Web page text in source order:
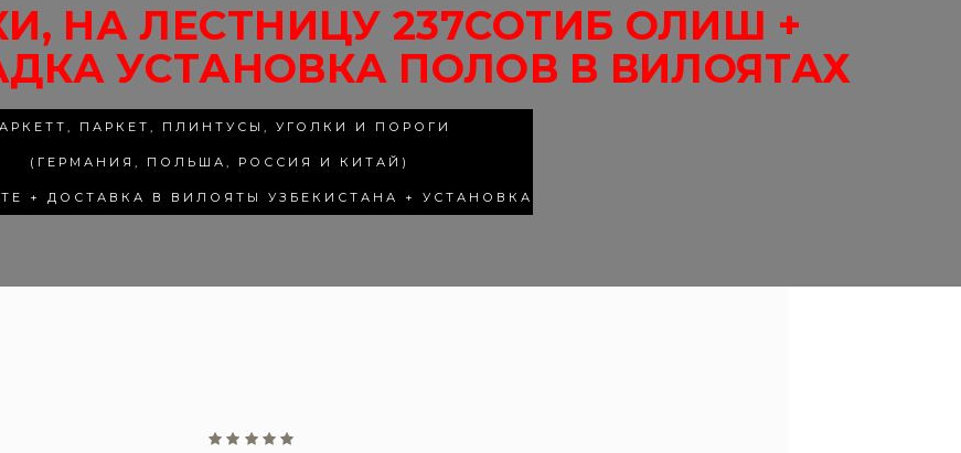
НА ЛЕСТНИЦУ 237СОТИБ ОЛИШ +
УСТАНОВКА ПОЛОВ В ВИЛОЯТАХ
ПАРКЕТ, ПЛИНТУСЫ, УГОЛКИ И ПОРОГИ
(ГЕРМАНИЯ, ПОЛЬША, РОССИЯ И КИТАЙ)
+ ДОСТАВКА В ВИЛОЯТЫ УЗБЕКИСТАНА + УСТАНОВКА